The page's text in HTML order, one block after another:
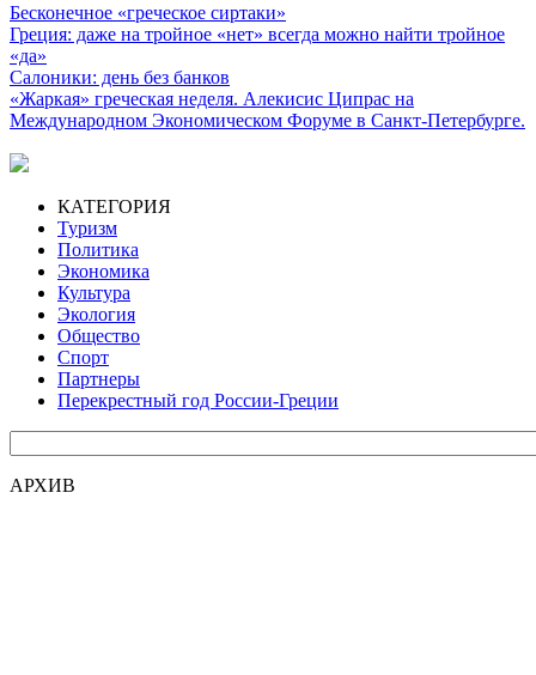
Бесконечное «греческое сиртаки»
Греция: даже на тройное «нет» всегда можно найти тройное
«да»
Салоники: день без банков
«Жаркая» греческая неделя. Алекисис Ципрас на
Международном Экономическом Форуме в Санкт-Петербурге.
КАТЕГОРИЯ
Туризм
Политика
Экономика
Культура
Экология
Общество
Спорт
Партнеры
Перекрестный год России-Греции
АРХИВ